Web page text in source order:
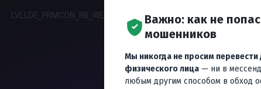
Важно: как не
мошенников
Мы никогда не просим перевести
физического лица — ни в
любым другим способом в обход